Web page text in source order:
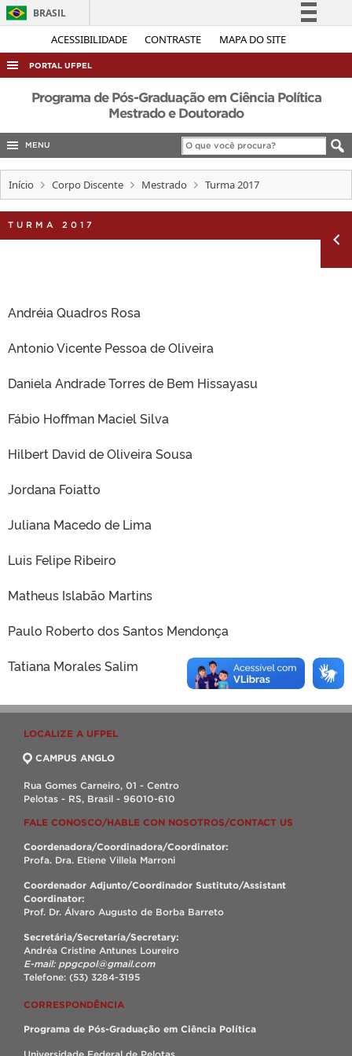
ACESSIBILIDADE CONTRASTE MAPA DO SITE
BRASIL
Simplifique!
Acesso à informação
Legislação
Canais
PORTAL UFPEL
ACESSO À INFORMAÇÃO
COBALTO
CONCURSOS
EDITAIS
INTERNACIONAL
Programa de Pós-Graduação em Ciência Política
Mestrado e Doutorado
MENU
Início Corpo Discente Mestrado Turma 2017
TURMA 2017
Andréia Quadros Rosa
Antonio Vicente Pessoa de Oliveira
Daniela Andrade Torres de Bem Hissayasu
Fábio Hoffman Maciel Silva
Hilbert David de Oliveira Sousa
Jordana Foiatto
Juliana Macedo de Lima
Luis Felipe Ribeiro
Matheus Islabão Martins
Paulo Roberto dos Santos Mendonça
Tatiana Morales Salim
LOCALIZE A UFPEL
CAMPUS ANGLO
Rua Gomes Carneiro, 01 - Centro
Pelotas - RS, Brasil - 96010-610
FALE CONOSCO/HABLE CON NOSOTROS/CONTACT US
Coordenadora/Coordinadora/Coordinator:
Profa. Dra. Etiene Villela Marroni
Coordenador Adjunto/Coordinador Sustituto/Assistant
Coordinator:
Prof. Dr. Álvaro Augusto de Borba Barreto
Secretária/Secretaría/Secretary:
Andréa Cristine Antunes Loureiro
E-mail: ppgcpol@gmail.com
Telefone: (53) 3284-3195
CORRESPONDÊNCIA
Programa de Pós-Graduação em Ciência Política